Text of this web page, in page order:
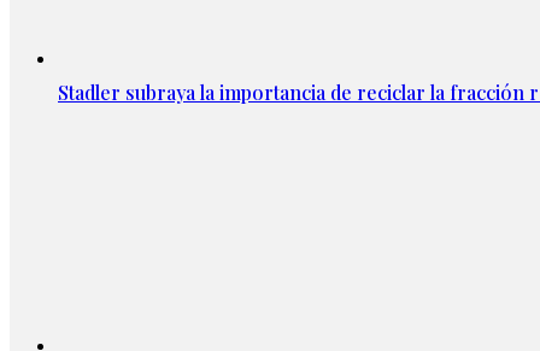
Stadler subraya la importancia de reciclar la fracción